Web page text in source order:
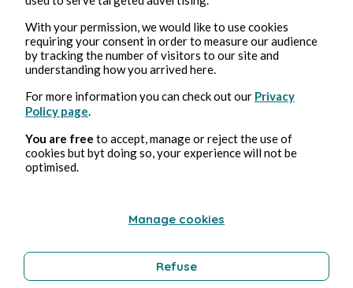
2 août 2026min de lecture
Ejaculateur
Érotisme
Bernard Ducosson
With your permission, we would like to use cookies
requiring your consent in order to measure our audience
by tracking the number of visitors to our site and
understanding how you arrived here.
For more information you can check out our Privacy
Policy page
You are free to accept, manage or reject the use of
cookies but byt doing so, your experience will not be
optimised.
Manage cookies
Refuse